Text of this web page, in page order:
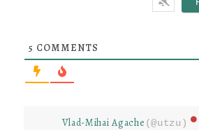
5 COMMENTS
Vlad-Mihai Agache (@utzu)